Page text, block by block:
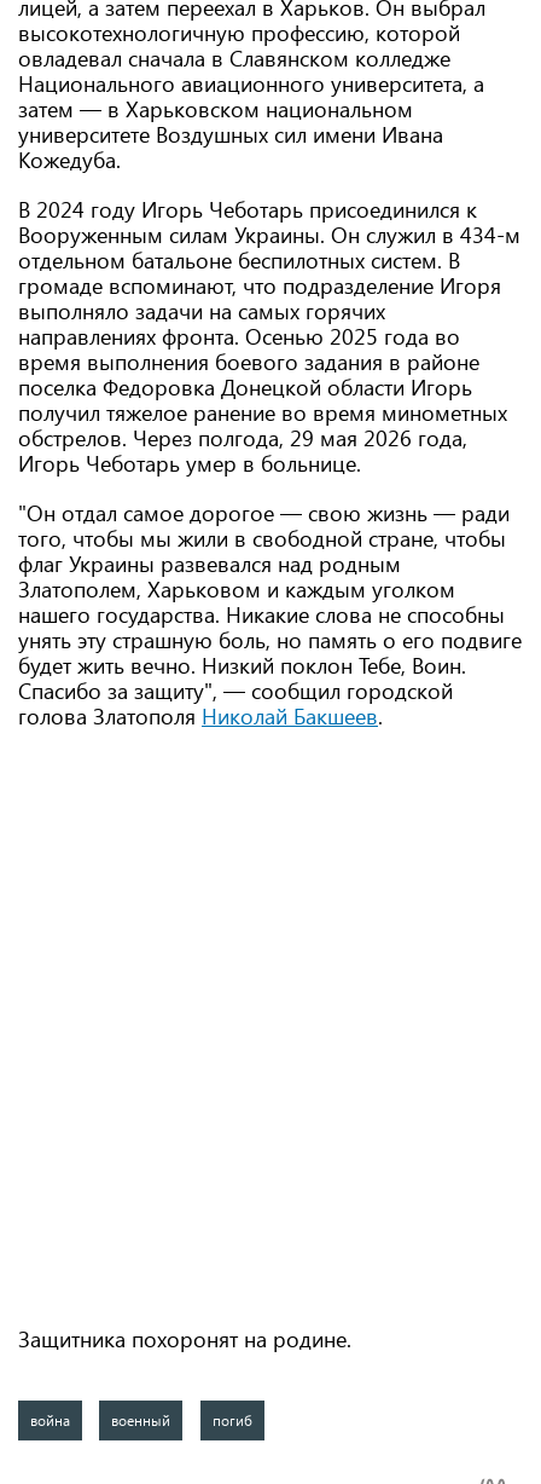
лицей, а затем переехал в Харьков. Он выбрал
высокотехнологичную профессию, которой
овладевал сначала в Славянском колледже
Национального авиационного университета, а
затем — в Харьковском национальном
университете Воздушных сил имени Ивана
Кожедуба.
В 2024 году Игорь Чеботарь присоединился к
Вооруженным силам Украины. Он служил в 434-м
отдельном батальоне беспилотных систем. В
громаде вспоминают, что подразделение Игоря
выполняло задачи на самых горячих
направлениях фронта. Осенью 2025 года во
время выполнения боевого задания в районе
поселка Федоровка Донецкой области Игорь
получил тяжелое ранение во время минометных
обстрелов. Через полгода, 29 мая 2026 года,
Игорь Чеботарь умер в больнице.
"Он отдал самое дорогое — свою жизнь — ради
того, чтобы мы жили в свободной стране, чтобы
флаг Украины развевался над родным
Златополем, Харьковом и каждым уголком
нашего государства. Никакие слова не способны
унять эту страшную боль, но память о его подвиге
будет жить вечно. Низкий поклон Тебе, Воин.
Спасибо за защиту", — сообщил городской
голова Златополя Николай Бакшеев.
Защитника похоронят на родине.
война военный погиб